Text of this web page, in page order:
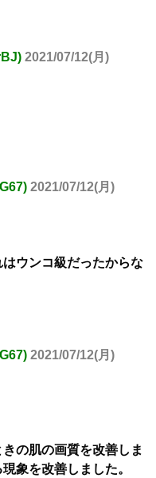
2021/07/12(月)
2021/07/12(月)
ウンコ級だったからな
2021/07/12(月)
の肌の画質を改善しま
象を改善しました。